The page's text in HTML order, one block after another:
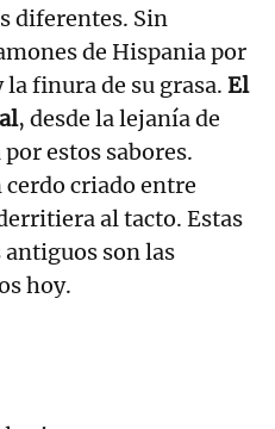
diferentes. Sin
de Hispania por
finura de su grasa. El
, desde la lejanía de
estos sabores.
cerdo criado entre
al tacto. Estas
son las
hoy.